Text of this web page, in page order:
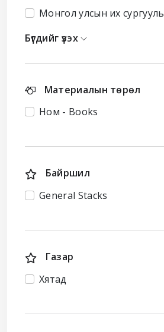
Монгол улсын их сургууль
Бүгдийг үзэх
Материалын төрөл
Ном - Books
Байршил
General Stacks
Газар
Хятад